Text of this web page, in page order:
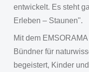
entwickelt. Es steht
Erleben – Staunen".
Mit dem
Bündner für
begeistert, Kinder